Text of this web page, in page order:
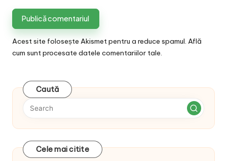
Acest site folosește Akismet pentru a reduce spamul. Află
cum sunt procesate datele comentariilor tale.
Caută
Cele mai citite